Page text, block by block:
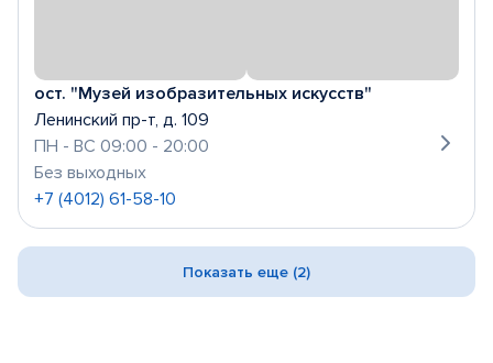
ост. "Музей изобразительных искусств"
Ленинский пр-т, д. 109
ПН - ВС 09:00 - 20:00
Без выходных
+7 (4012) 61-58-10
Показать еще (2)